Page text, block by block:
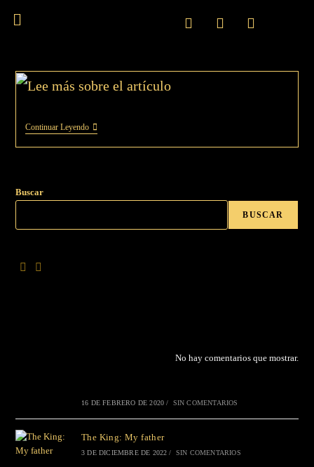
Continuar Leyendo
Buscar
BUSCAR
No hay comentarios que mostrar.
16 DE FEBRERO DE 2020 / SIN COMENTARIOS
The King: My father
3 DE DICIEMBRE DE 2022 / SIN COMENTARIOS